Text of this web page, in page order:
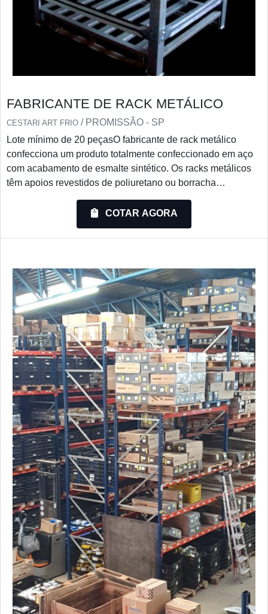
FABRICANTE DE RACK METÁLICO
CESTARI ART FRIO / PROMISSÃO - SP
Lote mínimo de 20 peçasO fabricante de rack metálico
confecciona um produto totalmente confeccionado em aço
com acabamento de esmalte sintético. Os racks metálicos
têm apoios revestidos de poliuretano ou borracha
produto é resistente, soldado e com a sua verticalização por
empilhamento, racionaliza os espaços dispensando
corredores operacionais. Alguns são desmontáveis ou de
melhor os armazéns.
COTAR AGORA